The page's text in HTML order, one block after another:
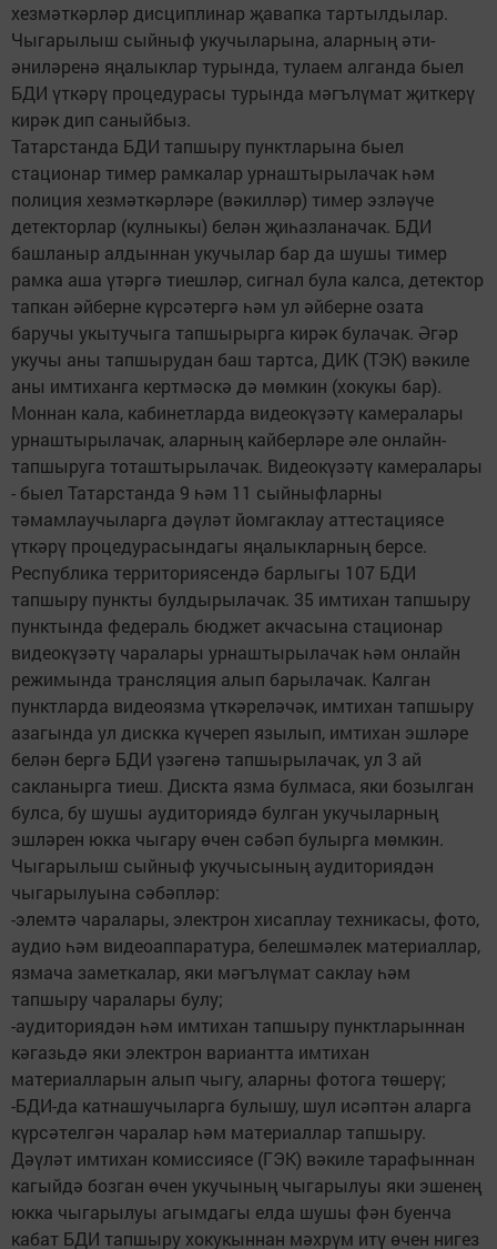
хезмәткәрләр дисциплинар җавапка тартылдылар.
Чыгарылыш сыйныф укучыларына, аларның әти-
әниләренә яңалыклар турында, тулаем алганда быел
БДИ үткәрү процедурасы турында мәгълүмат җиткерү
кирәк дип саныйбыз.
Татарстанда БДИ тапшыру пунктларына быел
стационар тимер рамкалар урнаштырылачак һәм
полиция хезмәткәрләре (вәкилләр) тимер эзләүче
детекторлар (кулныкы) белән җиһазланачак. БДИ
башланыр алдыннан укучылар бар да шушы тимер
рамка аша үтәргә тиешләр, сигнал була калса, детектор
тапкан әйберне күрсәтергә һәм ул әйберне озата
баручы укытучыга тапшырырга кирәк булачак. Әгәр
укучы аны тапшырудан баш тартса, ДИК (ТЭК) вәкиле
аны имтиханга кертмәскә дә мөмкин (хокукы бар).
Моннан кала, кабинетларда видеокүзәтү камералары
урнаштырылачак, аларның кайберләре әле онлайн-
тапшыруга тоташтырылачак. Видеокүзәтү камералары
- быел Татарстанда 9 һәм 11 сыйныфларны
тәмамлаучыларга дәүләт йомгаклау аттестациясе
үткәрү процедурасындагы яңалыкларның берсе.
Республика территориясендә барлыгы 107 БДИ
тапшыру пункты булдырылачак. 35 имтихан тапшыру
пунктында федераль бюджет акчасына стационар
видеокүзәтү чаралары урнаштырылачак һәм онлайн
режимында трансляция алып барылачак. Калган
пунктларда видеоязма үткәреләчәк, имтихан тапшыру
азагында ул дискка күчереп язылып, имтихан эшләре
белән бергә БДИ үзәгенә тапшырылачак, ул 3 ай
сакланырга тиеш. Дискта язма булмаса, яки бозылган
булса, бу шушы аудиториядә булган укучыларның
эшләрен юкка чыгару өчен сәбәп булырга мөмкин.
Чыгарылыш сыйныф укучысының аудиториядән
чыгарылуына сәбәпләр:
-элемтә чаралары, электрон хисаплау техникасы, фото,
аудио һәм видеоаппаратура, белешмәлек материаллар,
язмача заметкалар, яки мәгълүмат саклау һәм
тапшыру чаралары булу;
-аудиториядән һәм имтихан тапшыру пунктларыннан
кәгазьдә яки электрон вариантта имтихан
материалларын алып чыгу, аларны фотога төшерү;
-БДИ-да катнашучыларга булышу, шул исәптән аларга
күрсәтелгән чаралар һәм материаллар тапшыру.
Дәүләт имтихан комиссиясе (ГЭК) вәкиле тарафыннан
кагыйдә бозган өчен укучының чыгарылуы яки эшенең
юкка чыгарылуы агымдагы елда шушы фән буенча
кабат БДИ тапшыру хокукыннан мәхрүм итү өчен нигез